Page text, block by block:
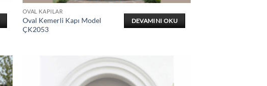
OVAL KAPILAR
Oval Kemerli Kapı Model
ÇK2053
DEVAMINI OKU